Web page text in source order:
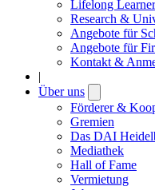
Lifelong
Research &
Angebote für
Angebote für
Kontakt &
|
Über uns
submenu
Förderer &
Gremien
Das DAI
Mediathek
Hall of Fame
Vermietung